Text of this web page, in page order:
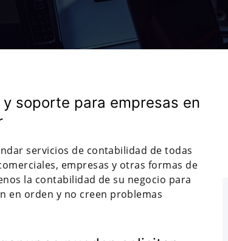
soporte para empresas en
servicios de contabilidad de todas
empresas y otras formas de
la contabilidad de su negocio para
en orden y no creen problemas